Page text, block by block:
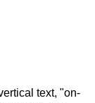
text, "on-